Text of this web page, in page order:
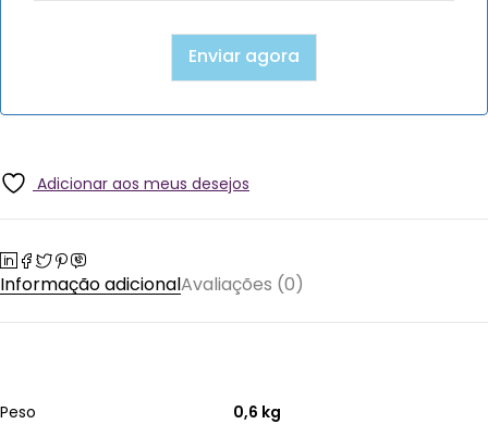
Adicionar aos meus desejos
Informação adicionalAvaliações (0)
Peso 0,6 kg